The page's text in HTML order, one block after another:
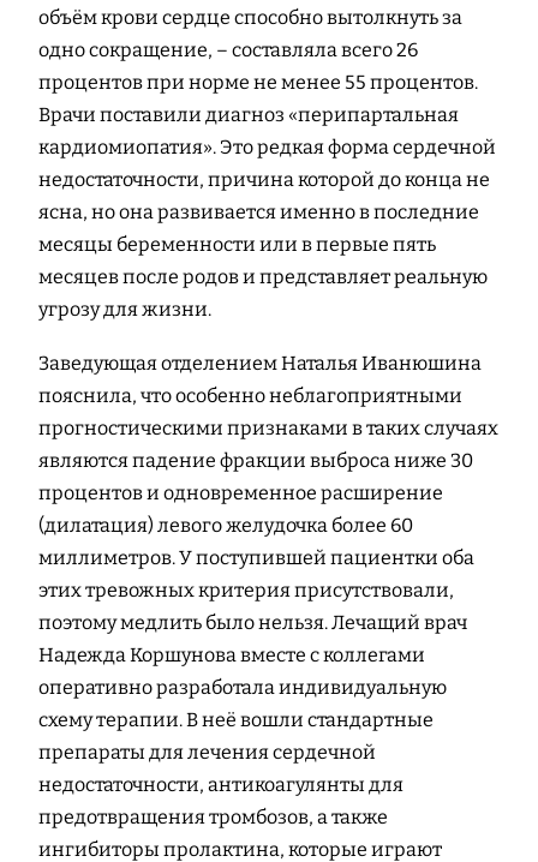
объём крови сердце способно вытолкнуть за
одно сокращение, – составляла всего 26
процентов при норме не менее 55 процентов.
Врачи поставили диагноз «перипартальная
кардиомиопатия». Это редкая форма сердечной
недостаточности, причина которой до конца не
ясна, но она развивается именно в последние
месяцы беременности или в первые пять
месяцев после родов и представляет реальную
угрозу для жизни.
Заведующая отделением Наталья Иванюшина
пояснила, что особенно неблагоприятными
прогностическими признаками в таких случаях
являются падение фракции выброса ниже 30
процентов и одновременное расширение
(дилатация) левого желудочка более 60
миллиметров. У поступившей пациентки оба
этих тревожных критерия присутствовали,
поэтому медлить было нельзя. Лечащий врач
Надежда Коршунова вместе с коллегами
оперативно разработала индивидуальную
схему терапии. В неё вошли стандартные
препараты для лечения сердечной
недостаточности, антикоагулянты для
предотвращения тромбозов, а также
ингибиторы пролактина, которые играют